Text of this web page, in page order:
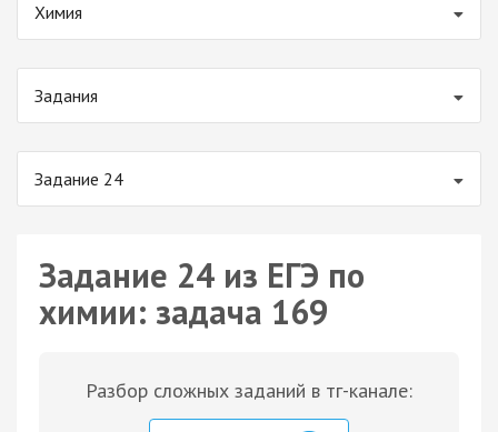
Химия
Задания
Задание 24
Задание 24 из ЕГЭ по
химии: задача 169
Разбор сложных заданий в тг-канале: